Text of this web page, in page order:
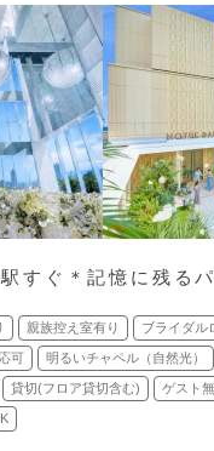
すぐ＊記憶に残る
親族控え室有り ブライダル
可 明るいチャペル（自然光）
貸切(フロア貸切含む) ゲスト